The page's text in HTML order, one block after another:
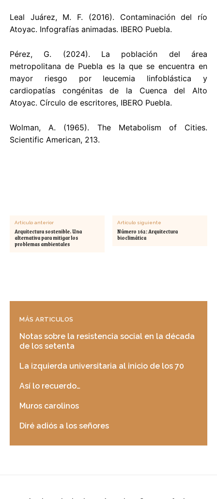
Leal Juárez, M. F. (2016). Contaminación del río
Atoyac. Infografías animadas. IBERO Puebla.
Pérez, G. (2024). La población del área
metropolitana de Puebla es la que se encuentra en
mayor riesgo por leucemia linfoblástica y
cardiopatías congénitas de la Cuenca del Alto
Atoyac. Círculo de escritores, IBERO Puebla.
Wolman, A. (1965). The Metabolism of Cities.
Scientific American, 213.
Artículo anterior
Arquitectura sostenible. Una
alternativa para mitigar los
problemas ambientales
Artículo siguiente
Número 162: Arquitectura
bioclimática
MÁS ARTICULOS
Notas sobre la resistencia social en la década
de los setenta
La izquierda universitaria al inicio de los 70
Así lo recuerdo…
Muros carolinos
Diré adiós a los señores